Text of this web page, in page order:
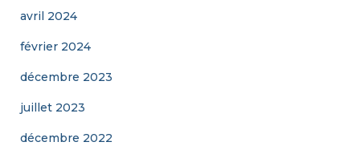
avril 2024
février 2024
décembre 2023
juillet 2023
décembre 2022